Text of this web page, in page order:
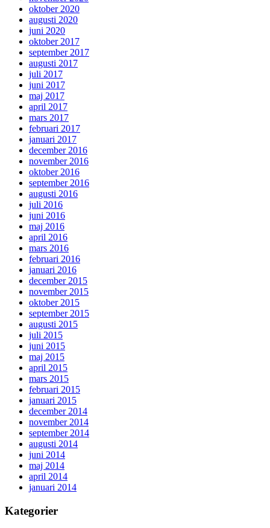
oktober 2020
augusti 2020
juni 2020
oktober 2017
september 2017
augusti 2017
juli 2017
juni 2017
maj 2017
april 2017
mars 2017
februari 2017
januari 2017
december 2016
november 2016
oktober 2016
september 2016
augusti 2016
juli 2016
juni 2016
maj 2016
april 2016
mars 2016
februari 2016
januari 2016
december 2015
november 2015
oktober 2015
september 2015
augusti 2015
juli 2015
juni 2015
maj 2015
april 2015
mars 2015
februari 2015
januari 2015
december 2014
november 2014
september 2014
augusti 2014
juni 2014
maj 2014
april 2014
januari 2014
Kategorier